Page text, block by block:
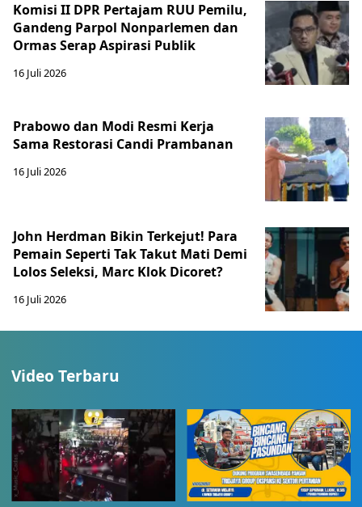
Komisi II DPR Pertajam RUU Pemilu,
Gandeng Parpol Nonparlemen dan
Ormas Serap Aspirasi Publik
16 Juli 2026
Prabowo dan Modi Resmi Kerja
Sama Restorasi Candi Prambanan
16 Juli 2026
John Herdman Bikin Terkejut! Para
Pemain Seperti Tak Takut Mati Demi
Lolos Seleksi, Marc Klok Dicoret?
16 Juli 2026
Video Terbaru